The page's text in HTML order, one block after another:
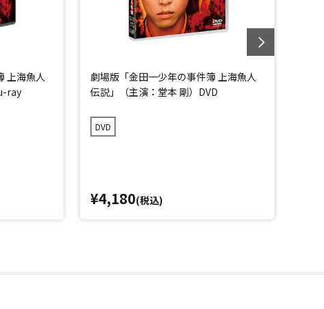
上海魚人
ray
劇場版「金田一少年の事件簿 上海魚人
伝説」（主演：堂本 剛）DVD
DVD
¥4,180(税込)